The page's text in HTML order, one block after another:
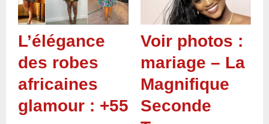
L’élégance
des robes
africaines
glamour : +55
Voir photos :
mariage – La
Magnifique
Seconde